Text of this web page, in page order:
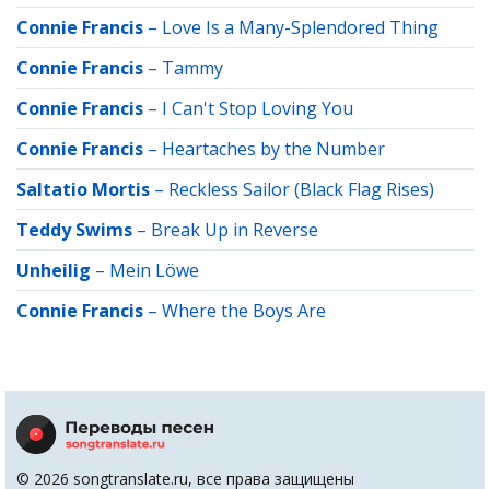
Connie Francis – Love Is a Many-Splendored Thing
Connie Francis – Tammy
Connie Francis – I Can't Stop Loving You
Connie Francis – Heartaches by the Number
Saltatio Mortis – Reckless Sailor (Black Flag Rises)
Teddy Swims – Break Up in Reverse
Unheilig – Mein Löwe
Connie Francis – Where the Boys Are
© 2026 songtranslate.ru, все права защищены